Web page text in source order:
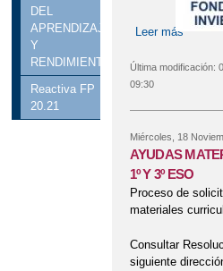
DEL
APRENDIZAJE
Y
RENDIMIENTO
Reactiva FP
20.21
Leer más
Última modificación:
09:30
Miércoles, 18
AYUDAS
1º Y 3º ESO
Proceso de
materiales
Consultar
siguiente